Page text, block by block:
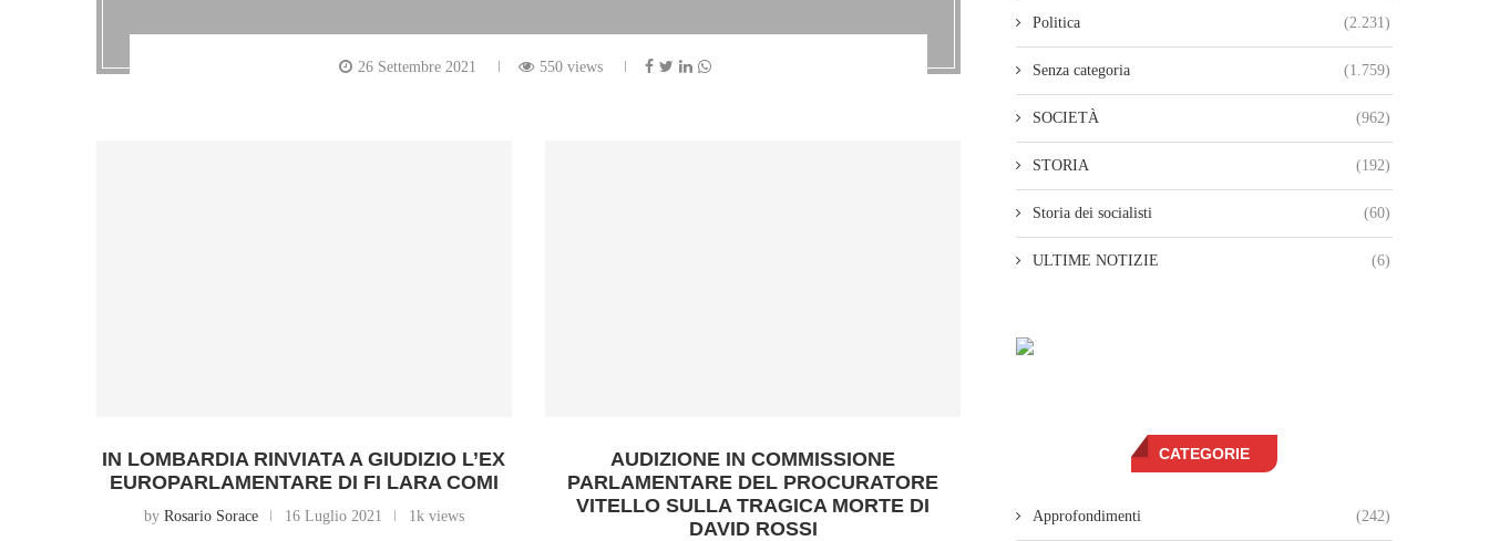
26 Settembre 2021 550 views
IN LOMBARDIA RINVIATA A GIUDIZIO L’EX
EUROPARLAMENTARE DI FI LARA COMI
by Rosario Sorace 16 Luglio 2021 1k views
AUDIZIONE IN COMMISSIONE
PARLAMENTARE DEL PROCURATORE
VITELLO SULLA TRAGICA MORTE DI
DAVID ROSSI
Politica (2.231)
Senza categoria (1.759)
SOCIETÀ (962)
STORIA (192)
Storia dei socialisti (60)
ULTIME NOTIZIE (6)
CATEGORIE
Approfondimenti (242)